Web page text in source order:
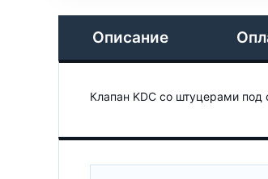
Описание
Клапан KDC со штуцерами